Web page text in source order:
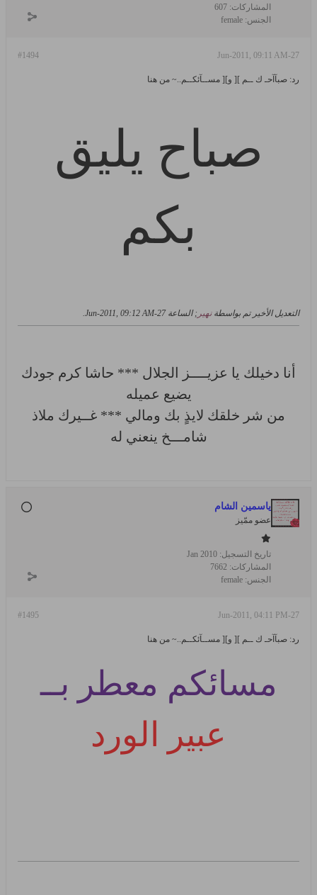
المشاركات: 607
الجنس: female
#1494 27-Jun-2011, 09:11 AM
رد: صبآآحـ ك ــم ][ و][ مســآئكــم..~ من هنا
صباح يليق
بكم
التعديل الأخير تم بواسطةنهير ; الساعة27-Jun-2011, 09:12 AM
.
أنا دخيلك يا عزيــــز الجلال *** حاشا كرم جودك
يضيع عميله
من شر خلقك لايذٍ بك ومالي *** غــيرك ملاذ
شامـــخ ينعني له
ياسمين الشام
عضو ممّيز
تاريخ التسجيل: Jan 2010
المشاركات: 7662
الجنس: female
#1495 27-Jun-2011, 04:11 PM
رد: صبآآحـ ك ــم ][ و][ مســآئكــم..~ من هنا
مسائكم معطر بــ
عبير الورد